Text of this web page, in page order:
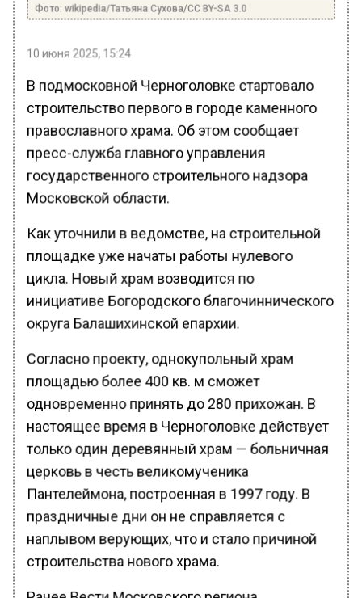
Фото: wikipedia/Татьяна Сухова/CC BY-SA 3.0
10 июня 2025, 15:24
В подмосковной Черноголовке стартовало
строительство первого в городе каменного
православного храма. Об этом сообщает
пресс-служба главного управления
государственного строительного надзора
Московской области.
Как уточнили в ведомстве, на строительной
площадке уже начаты работы нулевого
цикла. Новый храм возводится по
инициативе Богородского благочиннического
округа Балашихинской епархии.
Согласно проекту, однокупольный храм
площадью более 400 кв. м сможет
одновременно принять до 280 прихожан. В
настоящее время в Черноголовке действует
только один деревянный храм — больничная
церковь в честь великомученика
Пантелеймона, построенная в 1997 году. В
праздничные дни он не справляется с
наплывом верующих, что и стало причиной
строительства нового храма.